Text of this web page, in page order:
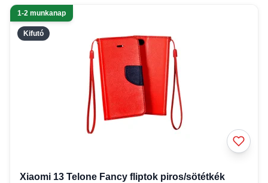
Kifutó
1-2 munkanap
Xiaomi 13 Telone Fancy fliptok piros/sötétkék